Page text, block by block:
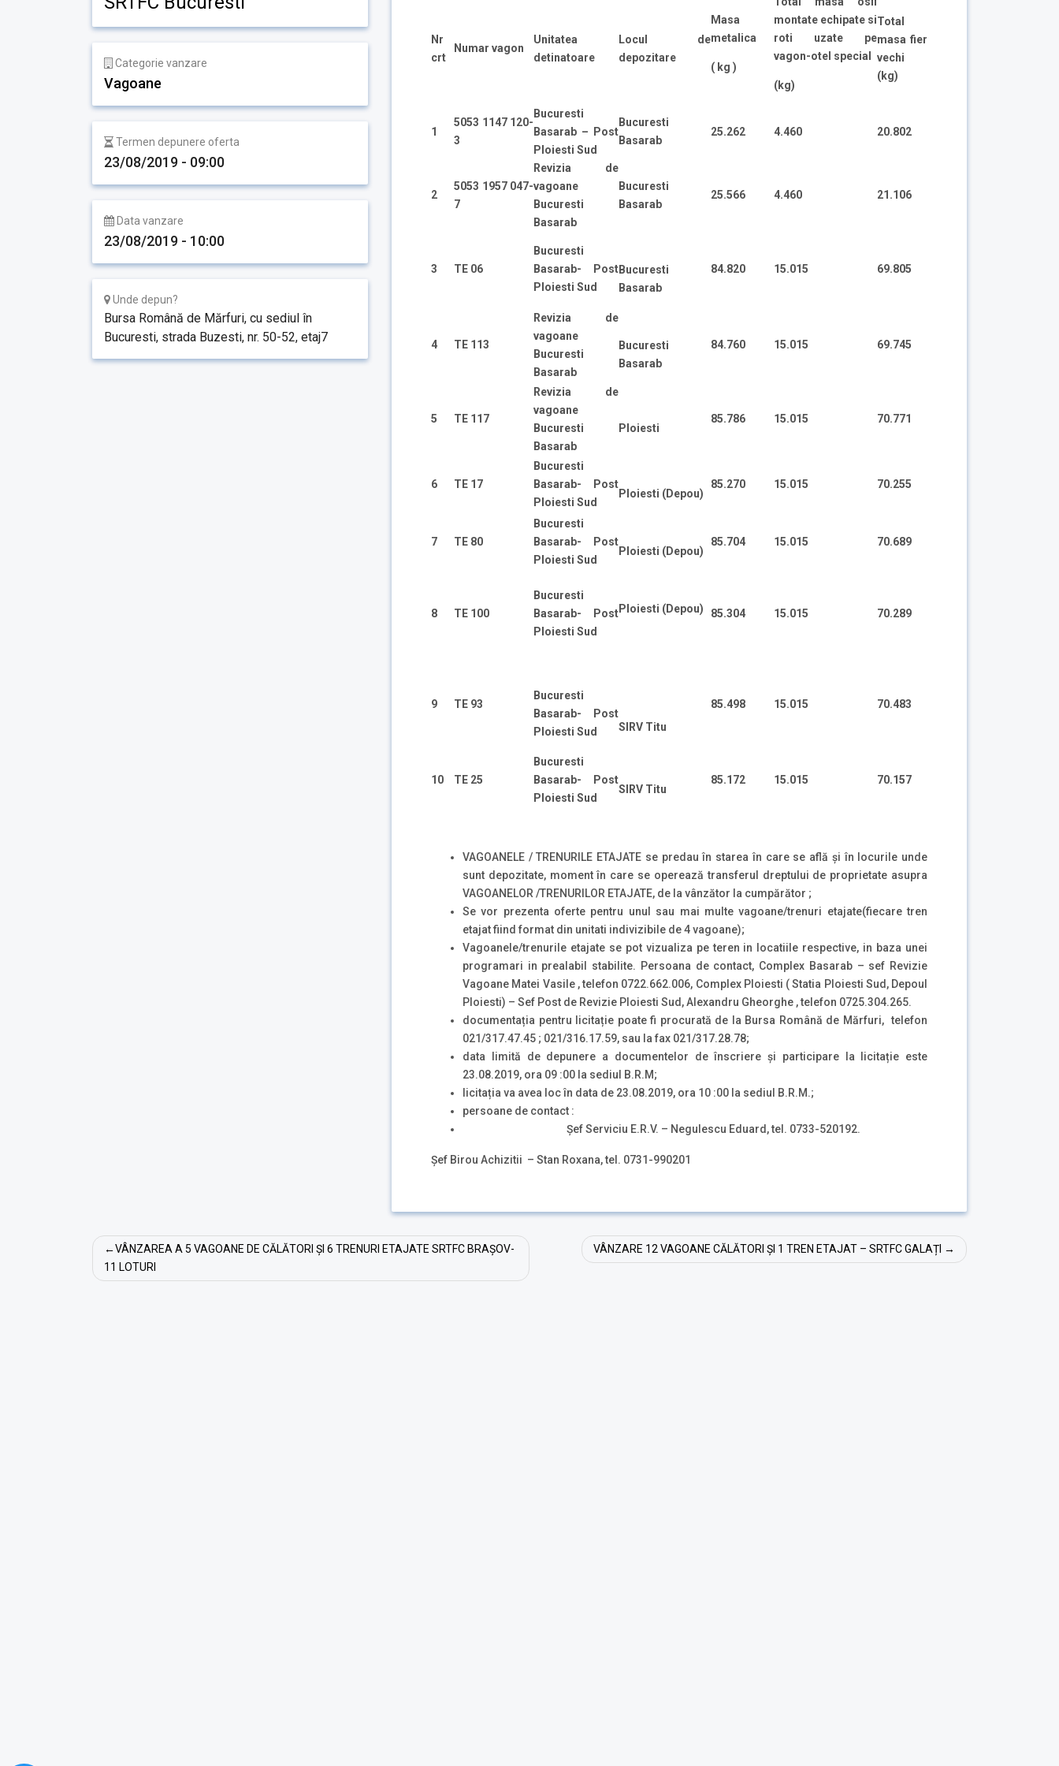
Categorie vanzare
Vagoane
Termen depunere oferta
23/08/2019 - 09:00
Data vanzare
23/08/2019 - 10:00
Unde depun?
Bursa Română de Mărfuri, cu sediul în
Bucuresti, strada Buzesti, nr. 50-52, etaj7
Nr
crt
Numar vagon
Unitatea
detinatoare
Locul de
depozitare
Masa
metalica
( kg )
montate echipate si
roti uzate pe
vagon-otel special
(kg)
Total
masa fier
vechi
(kg)
1
5053 1147 120-
3
Bucuresti
Basarab – Post
Ploiesti Sud
Bucuresti
Basarab
25.262 4.460 20.802
2
5053 1957 047-
7
Revizia de
vagoane
Bucuresti
Basarab
Bucuresti
Basarab
25.566 4.460 21.106
3 TE 06
Bucuresti
Basarab- Post
Ploiesti Sud
Bucuresti
Basarab
84.820 15.015 69.805
4 TE 113
Revizia de
vagoane
Bucuresti
Basarab
Bucuresti
Basarab
84.760 15.015 69.745
5 TE 117
Revizia de
vagoane
Bucuresti
Basarab
Ploiesti
85.786 15.015 70.771
6 TE 17
Bucuresti
Basarab- Post
Ploiesti Sud
Ploiesti (Depou)
85.270 15.015 70.255
7 TE 80
Bucuresti
Basarab- Post
Ploiesti Sud
Ploiesti (Depou)
85.704 15.015 70.689
8 TE 100
Bucuresti
Basarab- Post
Ploiesti Sud
Ploiesti (Depou) 85.304 15.015 70.289
9 TE 93
Bucuresti
Basarab- Post
Ploiesti Sud
SIRV Titu
85.498 15.015 70.483
10 TE 25
Bucuresti
Basarab- Post
Ploiesti Sud
SIRV Titu
85.172 15.015 70.157
VAGOANELE / TRENURILE ETAJATE se predau în starea în care se află şi în locurile unde
sunt depozitate, moment în care se operează transferul dreptului de proprietate asupra
VAGOANELOR /TRENURILOR ETAJATE, de la vânzător la cumpărător ;
Se vor prezenta oferte pentru unul sau mai multe vagoane/trenuri etajate(fiecare tren
etajat fiind format din unitati indivizibile de 4 vagoane);
Vagoanele/trenurile etajate se pot vizualiza pe teren in locatiile respective, in baza unei
programari in prealabil stabilite. Persoana de contact, Complex Basarab – sef Revizie
Vagoane Matei Vasile , telefon 0722.662.006, Complex Ploiesti ( Statia Ploiesti Sud, Depoul
Ploiesti) – Sef Post de Revizie Ploiesti Sud, Alexandru Gheorghe , telefon 0725.304.265.
documentația pentru licitație poate fi procurată de la Bursa Română de Mărfuri, telefon
021/317.47.45 ; 021/316.17.59, sau la fax 021/317.28.78;
data limită de depunere a documentelor de înscriere și participare la licitație este
23.08.2019, ora 09 :00 la sediul B.R.M;
licitația va avea loc în data de 23.08.2019, ora 10 :00 la sediul B.R.M.;
persoane de contact :
Șef Serviciu E.R.V. – Negulescu Eduard, tel. 0733-520192.
Șef Birou Achizitii – Stan Roxana, tel. 0731-990201
Navigare
în
VÂNZAREA A 5 VAGOANE DE CĂLĂTORI ȘI 6 TRENURI ETAJATE SRTFC BRAȘOV-
11 LOTURI
VÂNZARE 12 VAGOANE CĂLĂTORI ȘI 1 TREN ETAJAT – SRTFC GALAȚI